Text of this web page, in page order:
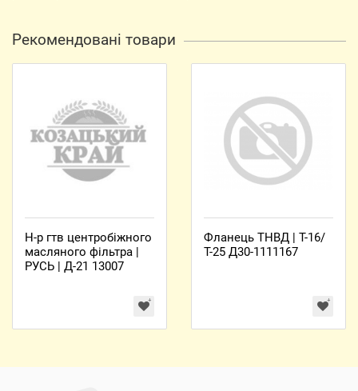
Рекомендовані товари
Н-р гтв центробіжного
масляного фільтра |
РУСЬ | Д-21 13007
Фланець ТНВД | Т-16/
Т-25 Д30-1111167